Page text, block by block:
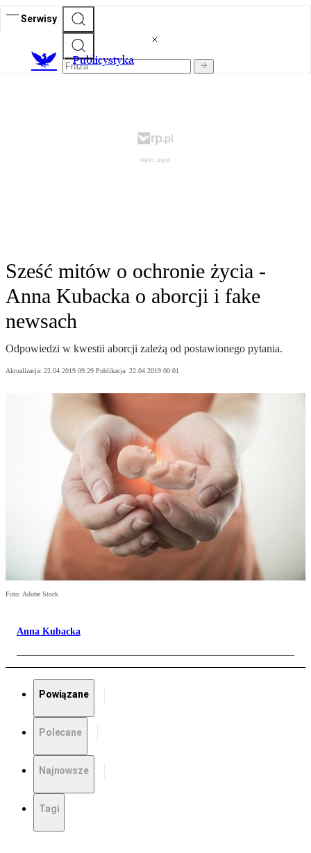
Serwisy
Publicystyka
Sześć mitów o ochronie życia -
Anna Kubacka o aborcji i fake
newsach
Odpowiedzi w kwestii aborcji zależą od postawionego pytania.
Aktualizacja: 22.04.2019 09:29 Publikacja: 22.04.2019 00:01
Foto: Adobe Stock
Anna Kubacka
Powiązane
Polecane
Najnowsze
Tagi